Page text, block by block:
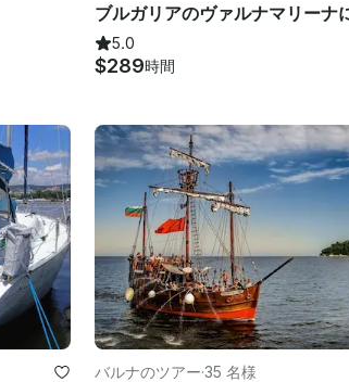
5.0
$289時間
バルナのツアー·35 名様